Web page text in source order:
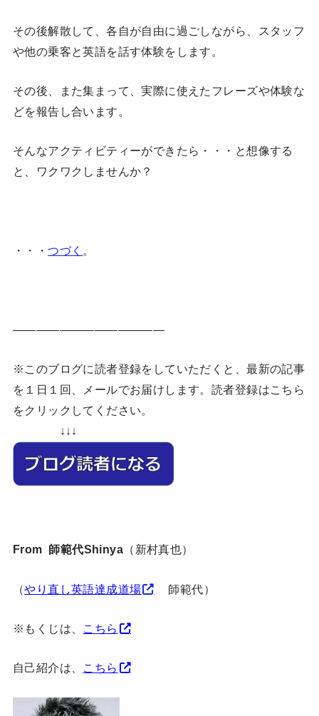
その後解散して、各自が自由に過ごしながら、スタッフ
や他の乗客と英語を話す体験をします。
その後、また集まって、実際に使えたフレーズや体験な
どを報告し合います。
そんなアクティビティーができたら・・・と想像する
と、ワクワクしませんか？
・・・つづく 。
—————————————
※このブログに読者登録をしていただくと、最新の記事
を１日１回、メールでお届けします。読者登録はこちら
をクリックしてください。
↓↓↓
From 師範代Shinya （新村真也）
（やり直し英語達成道場 師範代）
※もくじは、 こちら
自己紹介は、 こちら